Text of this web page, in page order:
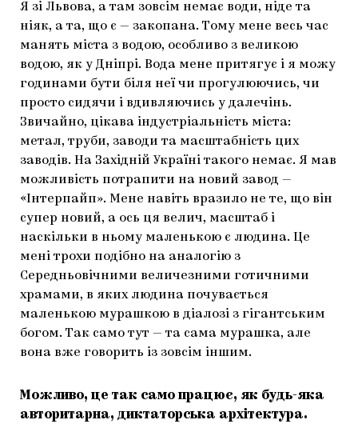
Я зі Львова, а там зовсім немає води, ніде та
ніяк, а та, що є — закопана. Тому мене весь час
манять міста з водою, особливо з великою
водою, як у Дніпрі. Вода мене притягує і я можу
годинами бути біля неї чи прогулюючись, чи
просто сидячи і вдивляючись у далечінь.
Звичайно, цікава індустріальність міста:
метал, труби, заводи та масштабність цих
заводів. На Західній Україні такого немає. Я мав
можливість потрапити на новий завод —
«Інтерпайп». Мене навіть вразило не те, що він
супер новий, а ось ця велич, масштаб і
наскільки в ньому маленькою є людина. Це
мені трохи подібно на аналогію з
Середньовічними величезними готичними
храмами, в яких людина почувається
маленькою мурашкою в діалозі з гігантським
богом. Так само тут — та сама мурашка, але
вона вже говорить із зовсім іншим.
Можливо, це так само працює, як будь-яка
авторитарна, диктаторська архітектура.